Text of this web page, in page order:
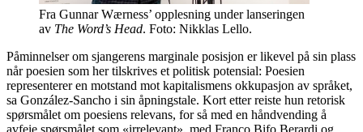
Fra Gunnar Wærness’ opplesning under lanseringen
av The Word’s Head. Foto: Nikklas Lello.
Påminnelser om sjangerens marginale posisjon er likevel på sin plass
når poesien som her tilskrives et politisk potensial: Poesien
representerer en motstand mot kapitalismens okkupasjon av språket,
sa González-Sancho i sin åpningstale. Kort etter reiste hun retorisk
spørsmålet om poesiens relevans, for så med en håndvending å
avfeie spørsmålet som «irrelevant», med Franco Bifo Berardi og